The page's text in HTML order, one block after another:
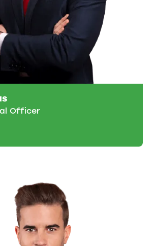
Officer